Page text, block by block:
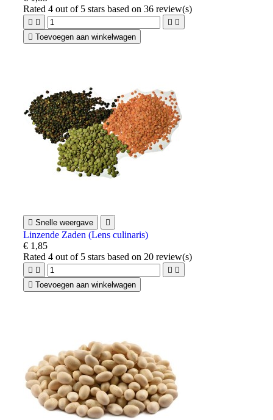
Rated4 out of 5 stars based on36 review(s)
   
 Toevoegen aan winkelwagen
 Snelle weergave 
Linzende Zaden (Lens culinaris)
€ 1,85
Rated4 out of 5 stars based on 20 review(s)
   
 Toevoegen aan winkelwagen